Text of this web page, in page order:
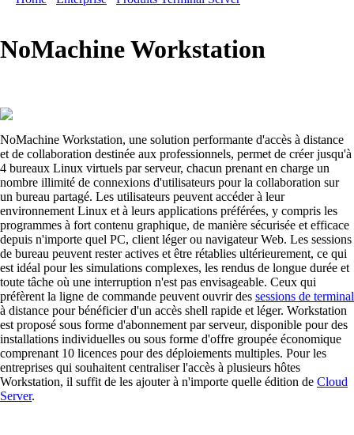
NoMachine Workstation
NoMachine Workstation, une solution performante d'accès à distance
et de collaboration destinée aux professionnels, permet de créer jusqu'à
4 bureaux Linux virtuels par serveur, chacun prenant en charge un
nombre illimité de connexions d'utilisateurs pour la collaboration sur
un bureau partagé. Les utilisateurs peuvent accéder à leur
environnement Linux et à leurs applications préférées, y compris les
programmes à fort contenu graphique, de manière sécurisée et efficace
depuis n'importe quel PC, client léger ou navigateur Web. Les sessions
de bureau peuvent rester actives et être rétablies ultérieurement, ce qui
est idéal pour les simulations complexes, les rendus de longue durée et
toute tâche où une interruption n'est pas envisageable. Ceux qui
préfèrent la ligne de commande peuvent ouvrir des sessions de terminal
à distance pour bénéficier d'un accès shell rapide et léger. Workstation
est proposé sous forme d'abonnement par serveur, disponible pour des
installations individuelles ou sous forme d'offre groupée économique
comprenant 10 licences pour des déploiements multiples. Pour les
entreprises qui souhaitent centraliser l'accès à plusieurs hôtes
Workstation, il suffit de les ajouter à n'importe quelle édition de Cloud
Server.